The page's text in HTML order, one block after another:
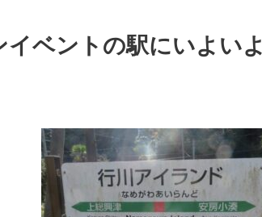
ベントの駅にいよいよ